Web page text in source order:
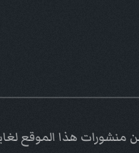
هذا الموقع